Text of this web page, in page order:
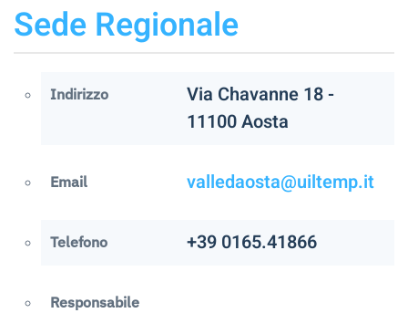
Sede Regionale
Indirizzo
Via Chavanne 18 -
11100 Aosta
Email valledaosta@uiltemp.it
Telefono +39 0165.41866
Responsabile